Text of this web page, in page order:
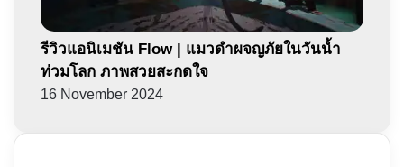
รีวิวแอนิเมชัน Flow | แมวดำผจญภัยในวันน้ำ
ท่วมโลก ภาพสวยสะกดใจ
16 November 2024